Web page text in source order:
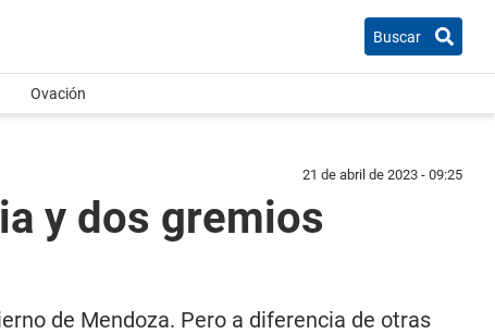
Buscar
Ovación
21 de abril de 2023 - 09:25
y dos gremios
de Mendoza. Pero a diferencia de otras